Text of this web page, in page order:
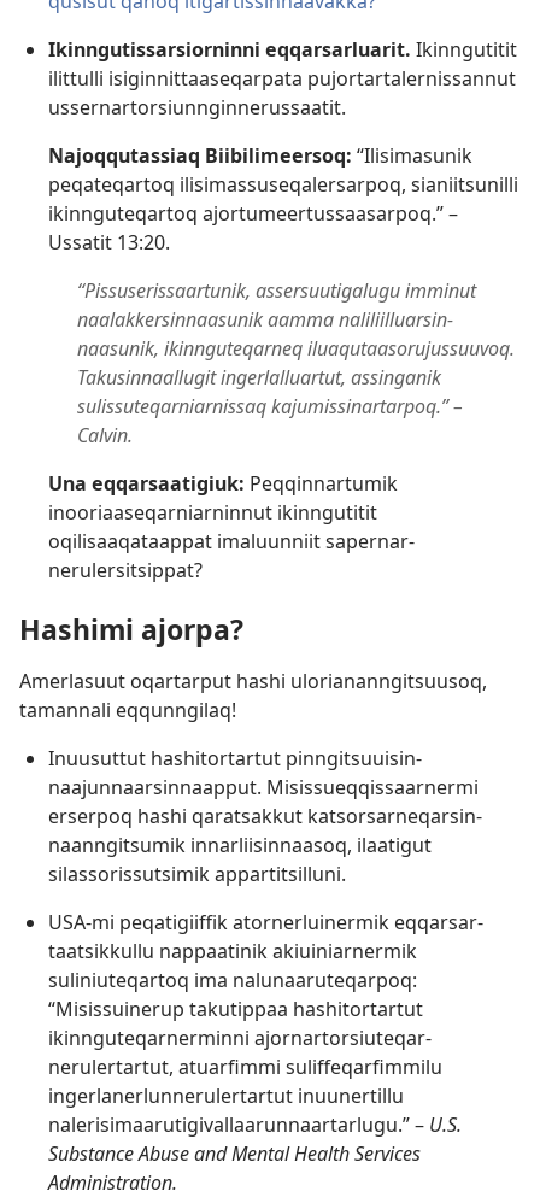
Ikinngutis­sarsiorninni eqqarsarluarit. Ikinngutitit
ilittulli isiginnit­taaseqarpata pujortar­talernissannut
ussernar­torsiun­nginnerussaatit.
Najoqqutassiaq Biibilimeersoq: “Ilisimasunik
peqateqartoq ilisimas­suseqalersarpoq, sianiitsunilli
ikinnguteqartoq ajortumeer­tussaasarpoq.” –
Ussatit 13:20.
“Pissuseris­saartunik, assersuutigalugu imminut
naalakkersin­naasunik aamma naliliil­luarsin­
naasunik, ikinnguteqarneq iluaqutaasorujussuuvoq.
Takusin­naallugit ingerlal­luartut, assinganik
sulissuteqar­niarnissaq kajumis­sinartarpoq.” –
Calvin.
Una eqqarsaatigiuk: Peqqinnartumik
inooriaaseqar­niarninnut ikinngutitit
oqilisaaqataappat imaluunniit sapernar­
nerulersitsippat?
Hashimi ajorpa?
Amerlasuut oqartarput hashi ulorianan­ngitsuusoq,
tamannali eqqunngilaq!
Inuusuttut hashitortartut pinngitsuuisin­
naajunnaarsin­naapput. Misissueq­qissaarnermi
erserpoq hashi qaratsakkut katsorsar­neqarsin­
naanngitsumik innarliisinnaasoq, ilaatigut
silassoris­sutsimik appartitsilluni.
USA-mi peqatigiiffik atornerluinermik eqqarsar­
taatsikkullu nappaatinik akiuiniarnermik
suliniuteqartoq ima nalunaaruteqarpoq:
“Misissuinerup takutippaa hashitortartut
ikinnguteqar­nerminni ajornar­torsiuteqar­
nerulertartut, atuarfimmi suliffeqarfimmilu
ingerlanerlun­nerulertartut inuunertillu
nalerisimaarutigival­laarunnaar­tarlugu.” – U.S.
Substance Abuse and Mental Health Services
Administration.